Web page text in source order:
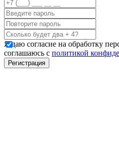
Я даю согласие на обработку
соглашаюсь с политикой
Регистрация